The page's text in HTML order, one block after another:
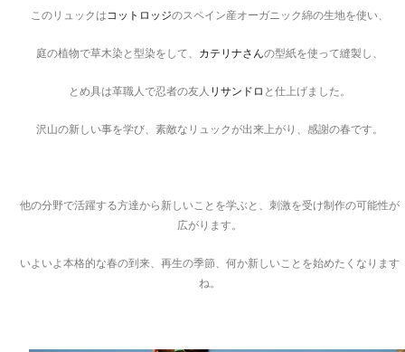
このリュックはコットロッジのスペイン産オーガニック綿の生地を使い、
庭の植物で草木染と型染をして、 カテリナさんの型紙を使って縫製し、
とめ具は革職人で忍者の友人 リサンドロ と仕上げました。
沢山の新しい事を学び、素敵なリュックが出来上がり、感謝の春です。
他の分野で活躍する方達から新しいことを学ぶと、刺激を受け制作の可能性が
広がります。
いよいよ本格的な春の到来、再生の季節、何か新しいことを始めたくなります
ね。